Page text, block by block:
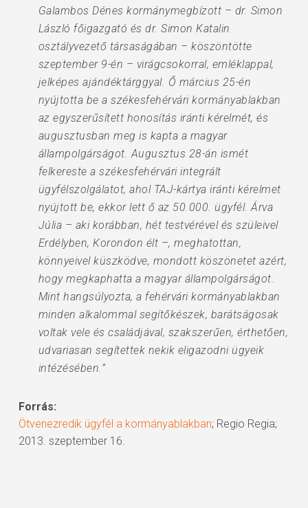
Galambos Dénes kormánymegbízott – dr. Simon
László főigazgató és dr. Simon Katalin
osztályvezető társaságában – köszöntötte
szeptember 9-én – virágcsokorral, emléklappal,
jelképes ajándéktárggyal. Ő március 25-én
nyújtotta be a székesfehérvári kormányablakban
az egyszerűsített honosítás iránti kérelmét, és
augusztusban meg is kapta a magyar
állampolgárságot. Augusztus 28-án ismét
felkereste a székesfehérvári integrált
ügyfélszolgálatot, ahol TAJ-kártya iránti kérelmet
nyújtott be, ekkor lett ő az 50.000. ügyfél. Árva
Júlia – aki korábban, hét testvérével és szüleivel
Erdélyben, Korondon élt –, meghatottan,
könnyeivel küszködve, mondott köszönetet azért,
hogy megkaphatta a magyar állampolgárságot.
Mint hangsúlyozta, a fehérvári kormányablakban
minden alkalommal segítőkészek, barátságosak
voltak vele és családjával, szakszerűen, érthetően,
udvariasan segítettek nekik eligazodni ügyeik
intézésében.”
Forrás:
Ötvenezredik ügyfél a kormányablakban; Regio Regia;
2013. szeptember 16.